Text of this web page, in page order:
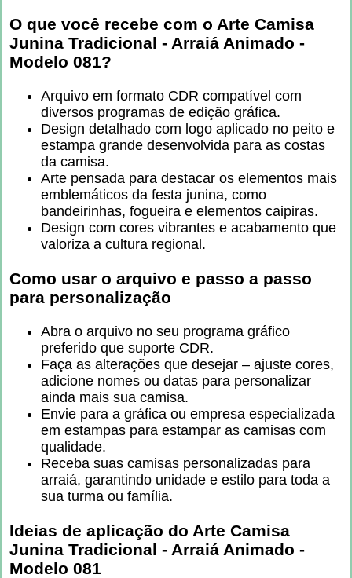
O que você recebe com o Arte Camisa
Junina Tradicional - Arraiá Animado -
Modelo 081?
Arquivo em formato CDR compatível com
diversos programas de edição gráfica.
Design detalhado com logo aplicado no peito e
estampa grande desenvolvida para as costas
da camisa.
Arte pensada para destacar os elementos mais
emblemáticos da festa junina, como
bandeirinhas, fogueira e elementos caipiras.
Design com cores vibrantes e acabamento que
valoriza a cultura regional.
Como usar o arquivo e passo a passo
para personalização
Abra o arquivo no seu programa gráfico
preferido que suporte CDR.
Faça as alterações que desejar – ajuste cores,
adicione nomes ou datas para personalizar
ainda mais sua camisa.
Envie para a gráfica ou empresa especializada
em estampas para estampar as camisas com
qualidade.
Receba suas camisas personalizadas para
arraiá, garantindo unidade e estilo para toda a
sua turma ou família.
Ideias de aplicação do Arte Camisa
Junina Tradicional - Arraiá Animado -
Modelo 081